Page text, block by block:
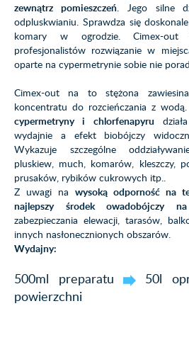
zewnątrz pomieszczeń. Jego silne
odpluskwianiu. Sprawdza się
komary w ogrodzie. Cimex-out
profesjonalistów rozwiązanie w
oparte na cypermetrynie sobie nie
Cimex-out na to stężona
koncentratu do rozcieńczania z wodą.
cypermetryny i chlorfenapyru
wydajnie a efekt biobójczy
Wykazuje szczególne
pluskiew, much, komarów, kleszczy,
prusaków, rybików cukrowych itp..
Z uwagi na wysoką odporność na
najlepszy środek owadobójczy
zabezpieczania elewacji, tarasów,
innych nasłonecznionych obszarów.
Wydajny:
500ml preparatu 50l
powierzchni